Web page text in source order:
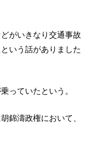
がいきなり交通事故
いう話がありました
っていたという。
錦濤政権において、